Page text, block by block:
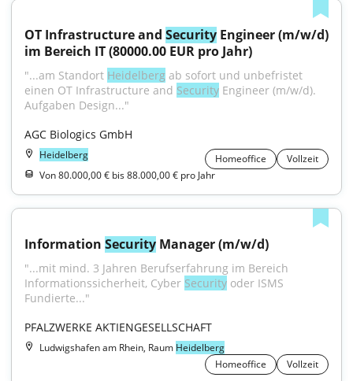
OT Infrastructure and Security Engineer (m/w/d)
im Bereich IT (80000.00 EUR pro Jahr)
"...am Standort Heidelberg ab sofort und unbefristet
einen OT Infrastructure and Security Engineer (m/w/d).
Aufgaben Design..."
AGC Biologics GmbH
Heidelberg Homeoffice
Vollzeit
Von 80.000,00 € bis 88.000,00 € pro Jahr
Information Security Manager (m/w/d)
"...mit mind. 3 Jahren Berufserfahrung im Bereich
Informationssicherheit, Cyber Security oder ISMS
Fundierte..."
PFALZWERKE AKTIENGESELLSCHAFT
Ludwigshafen am Rhein, Raum Heidelberg
Homeoffice
Vollzeit